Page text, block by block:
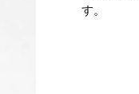
す。